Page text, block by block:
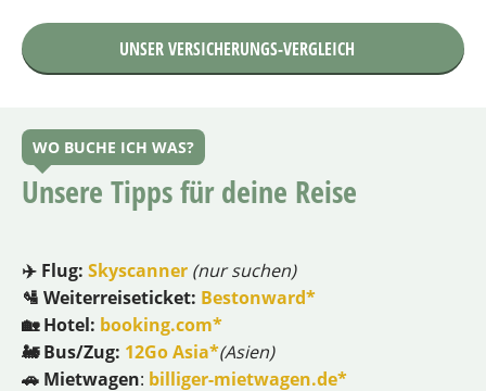
UNSER VERSICHERUNGS-VERGLEICH
WO BUCHE ICH WAS?
Unsere Tipps für deine Reise
✈️ Flug: Skyscanner (nur suchen)
🛂 Weiterreiseticket: Bestonward*
🏡 Hotel: booking.com*
🚂 Bus/Zug: 12Go Asia*(Asien)
🚗 Mietwagen: billiger-mietwagen.de*